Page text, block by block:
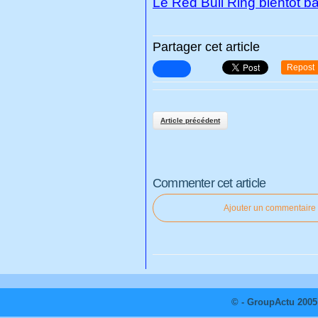
Partager cet article
Repost
Article précédent
Commenter cet article
Ajouter un commentaire
© - GroupActu